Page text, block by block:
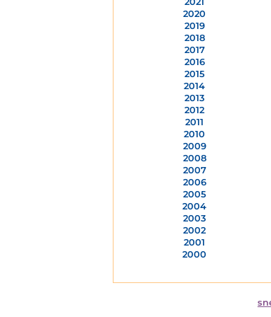
2020
2019
2018
2017
2016
2015
2014
2013
2012
2011
2010
2009
2008
2007
2006
2005
2004
2003
2002
2001
2000